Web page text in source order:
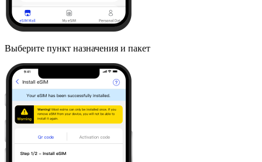
Выберите пункт назначения и пакет